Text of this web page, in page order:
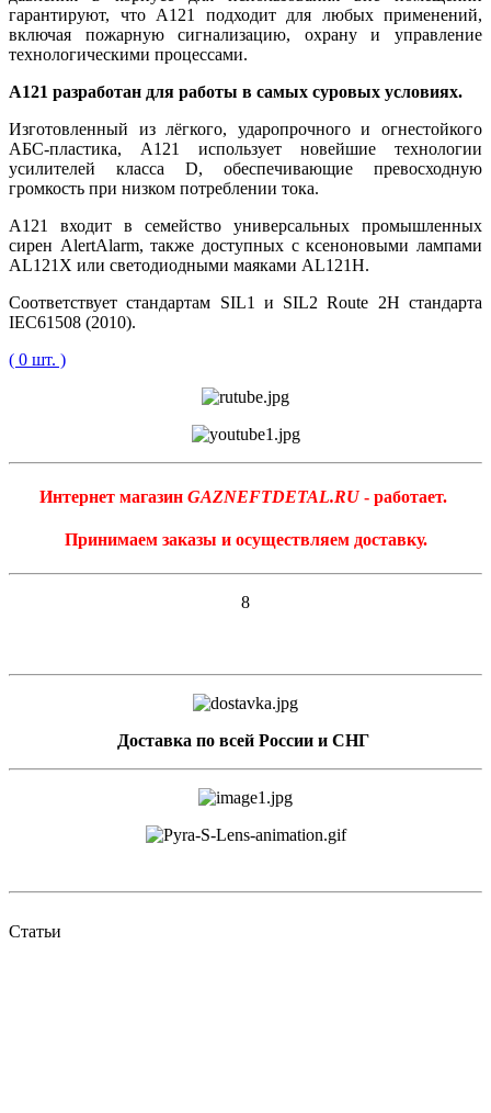
гарантируют, что A121 подходит для любых применений,
включая пожарную сигнализацию, охрану и управление
технологическими процессами.
A121 разработан для работы в самых суровых условиях.
Изготовленный из лёгкого, ударопрочного и огнестойкого
АБС-пластика, A121 использует новейшие технологии
усилителей класса D, обеспечивающие превосходную
громкость при низком потреблении тока.
A121 входит в семейство универсальных промышленных
сирен AlertAlarm, также доступных с ксеноновыми лампами
AL121X или светодиодными маяками AL121H.
Соответствует стандартам SIL1 и SIL2 Route 2H стандарта
IEC61508 (2010).
( 0 шт. )
Интернет магазин GAZNEFTDETAL.RU- работает.
Принимаем заказы и осуществляем доставку.
8
Доставка по всей России и СНГ
Статьи